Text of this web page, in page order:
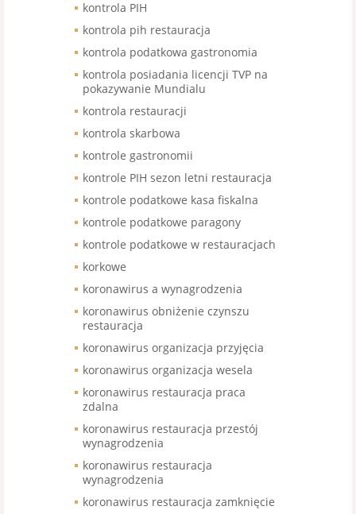
kontrola PIH
kontrola pih restauracja
kontrola podatkowa gastronomia
kontrola posiadania licencji TVP na
pokazywanie Mundialu
kontrola restauracji
kontrola skarbowa
kontrole gastronomii
kontrole PIH sezon letni restauracja
kontrole podatkowe kasa fiskalna
kontrole podatkowe paragony
kontrole podatkowe w restauracjach
korkowe
koronawirus a wynagrodzenia
koronawirus obniżenie czynszu
restauracja
koronawirus organizacja przyjęcia
koronawirus organizacja wesela
koronawirus restauracja praca
zdalna
koronawirus restauracja przestój
wynagrodzenia
koronawirus restauracja
wynagrodzenia
koronawirus restauracja zamknięcie